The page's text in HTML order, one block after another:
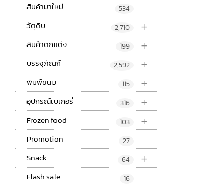
สินค้ามาใหม่ 534
+
วัตุดิบ 2,710
+
สินค้าตกแต่ง 199
+
บรรจุภัณฑ์ 2,592
+
พิมพ์ขนม 115
+
อุปกรณ์เบเกอรี่ 316
+
Frozen food 103
Promotion 27
+
Snack 64
Flash sale 16